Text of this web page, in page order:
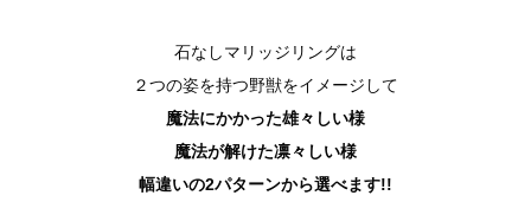
石なしマリッジリングは
２つの姿を持つ野獣をイメージして
魔法にかかった雄々しい様
魔法が解けた凛々しい様
幅違いの2パターンから選べます!!